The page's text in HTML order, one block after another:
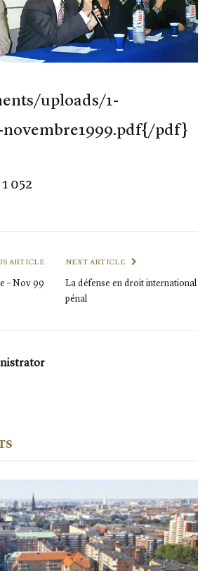
uploads/1-
pdf}
1 052
ARTICLE
– Nov 99
NEXT ARTICLE
La défense en droit international
pénal